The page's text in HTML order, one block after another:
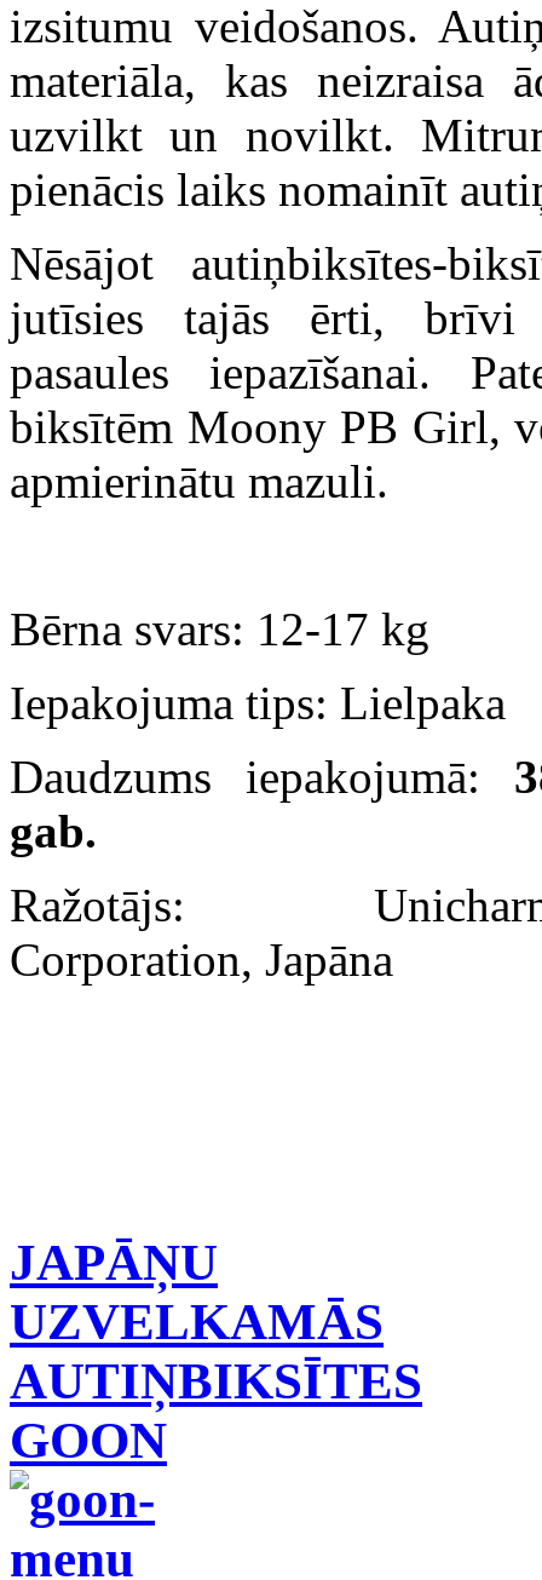
izsitumu veidošanos.
materiāla, kas neizraisa
uzvilkt un novilkt.
pienācis laiks nomainīt
Nēsājot autiņbiksītes-
jutīsies tajās ērti, brīvi
pasaules iepazīšanai.
biksītēm Moony PB Girl,
apmierinātu mazuli.
Bērna svars: 12-17 kg
Iepakojuma tips: Lielpaka
Daudzums iepakojumā:
gab.
Ražotājs:
Corporation, Japāna
JAPĀŅU
UZVELKAMĀS
AUTIŅBIKSĪTES
GOON